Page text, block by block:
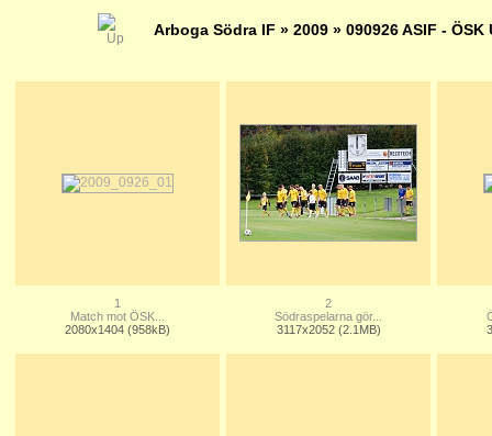
Arboga Södra IF » 2009 » 090926 ASIF -
1
Match mot ÖSK...
2080x1404 (958kB)
2
Södraspelarna gör...
3117x2052 (2.1MB)